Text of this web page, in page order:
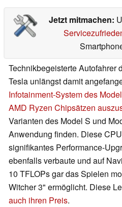
Jetzt mitmachen:
Technikbegeisterte Autofahrer
Tesla unlängst damit
Infotainment-System des
AMD Ryzen Chipsätzen
Varianten des Model S und
Anwendung finden. Diese
signifikantes Performance-
ebenfalls verbaute und auf
10 TFLOPs gar das Spielen
Witcher 3" ermöglicht. Diese
auch ihren Preis.